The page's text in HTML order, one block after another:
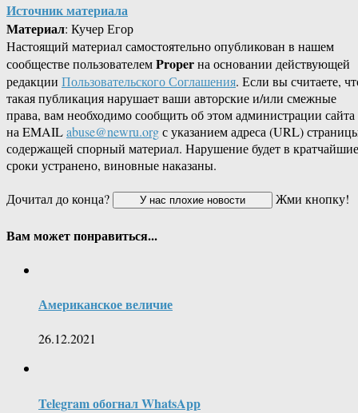
Источник материала
Материал: Кучер Егор
Настоящий материал самостоятельно опубликован в нашем
сообществе пользователемProperна основании действующей
редакции Пользовательского Соглашения. Если вы считаете,
такая публикация нарушает ваши авторские и/или смежные
права, вам необходимо сообщить об этом администрации сайта
на EMAILabuse@newru.orgс указанием адреса (URL)
содержащей спорный материал. Нарушение будет в кратчайшие
сроки устранено, виновные наказаны.
Дочитал до конца?
Жми кнопку!
Вам может понравиться...
Американское величие
26.12.2021
Telegram обогнал WhatsApp